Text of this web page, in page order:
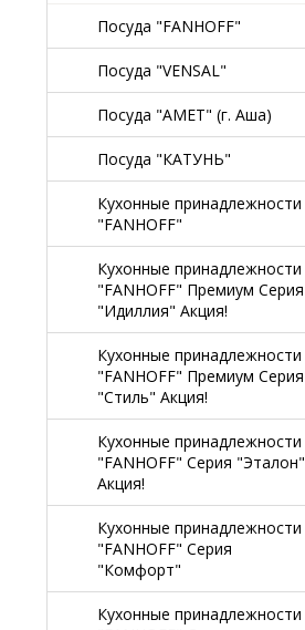
Посуда "FANHOFF"
Посуда "VENSAL"
Посуда "АМЕТ" (г. Аша)
Посуда "КАТУНЬ"
Кухонные принадлежности
"FANHOFF"
Кухонные принадлежности
"FANHOFF" Премиум Серия
"Идиллия" Акция!
Кухонные принадлежности
"FANHOFF" Премиум Серия
"Стиль" Акция!
Кухонные принадлежности
"FANHOFF" Серия "Эталон"
Акция!
Кухонные принадлежности
"FANHOFF" Серия
"Комфорт"
Кухонные принадлежности